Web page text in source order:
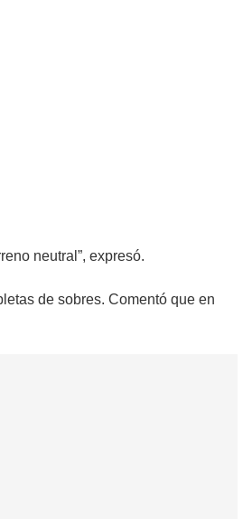
neutral”, expresó.
de sobres. Comentó que en